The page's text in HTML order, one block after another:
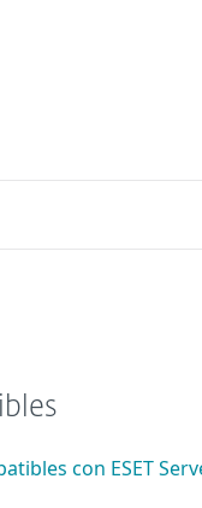
con ESET